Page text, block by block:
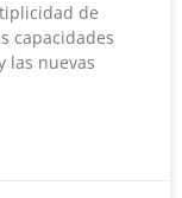
de
capacidades
las nuevas